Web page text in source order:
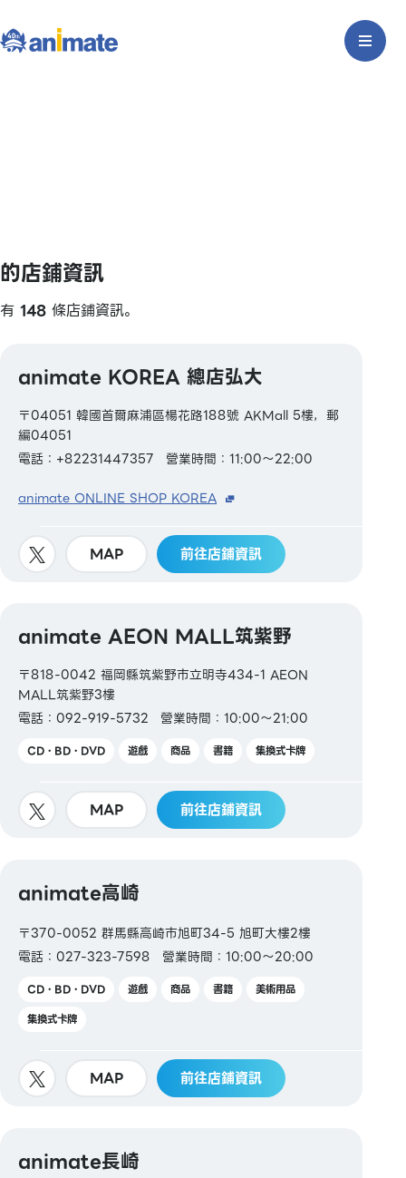
的店鋪資訊
有 148 條店鋪資訊。
animate KOREA 總店弘大
〒04051 韓國首爾麻浦區楊花路188號 AKMall 5樓，郵
編04051
電話：+82231447357
營業時間：11:00～22:00
animate ONLINE SHOP KOREA
MAP 前往店鋪資訊
animate AEON MALL筑紫野
〒818-0042 福岡縣筑紫野市立明寺434-1 AEON
MALL筑紫野3樓
電話：092-919-5732
營業時間：10:00～21:00
CD・BD・DVD 遊戲 商品 書籍 集換式卡牌
MAP 前往店鋪資訊
animate高崎
〒370-0052 群馬縣高崎市旭町34-5 旭町大樓2樓
電話：027-323-7598
營業時間：10:00～20:00
CD・BD・DVD 遊戲 商品 書籍
美術用品
集換式卡牌
MAP 前往店鋪資訊
animate長崎